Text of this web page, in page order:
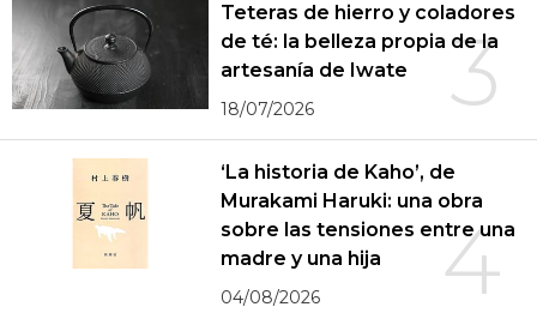
3
Teteras de hierro y coladores
de té: la belleza propia de la
artesanía de Iwate
18/07/2026
4
‘La historia de Kaho’, de
Murakami Haruki: una obra
sobre las tensiones entre una
madre y una hija
04/08/2026